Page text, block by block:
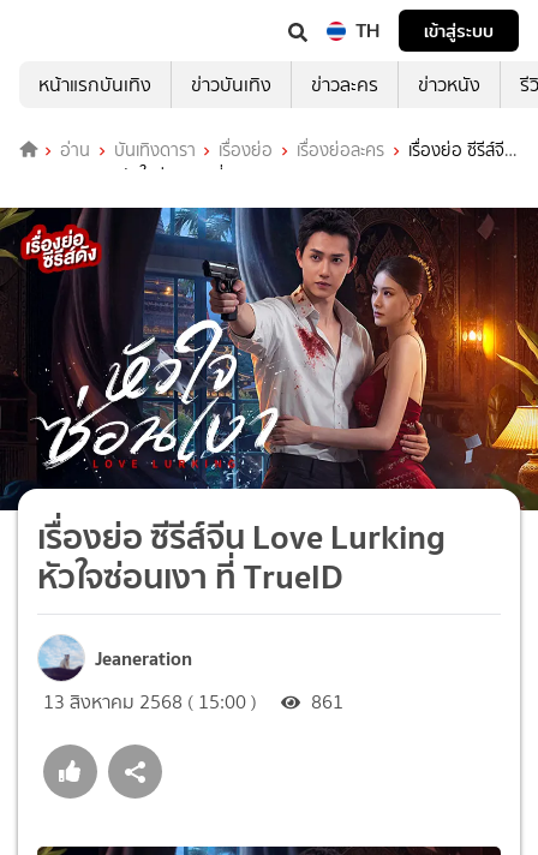
TH
เข้าสู่ระบบ
หน้าแรกบันเทิง
ข่าวบันเทิง ข่าวละคร ข่าวหนัง รี
อ่าน บันเทิงดารา เรื่องย่อ เรื่องย่อละคร
เรื่องย่อ ซีรีส์จีน
Love Lurking หัวใจซ่อนเงา ที่ TrueID
เรื่องย่อ ซีรีส์จีน Love Lurking
หัวใจซ่อนเงา ที่ TrueID
Jeaneration
13 สิงหาคม 2568 ( 15:00 ) 861